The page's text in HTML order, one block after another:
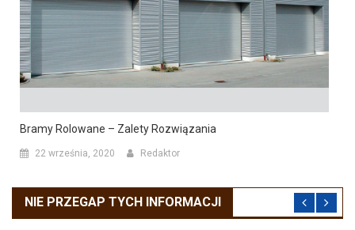
Bramy Rolowane – Zalety Rozwiązania
22 września, 2020 Redaktor
NIE PRZEGAP TYCH INFORMACJI